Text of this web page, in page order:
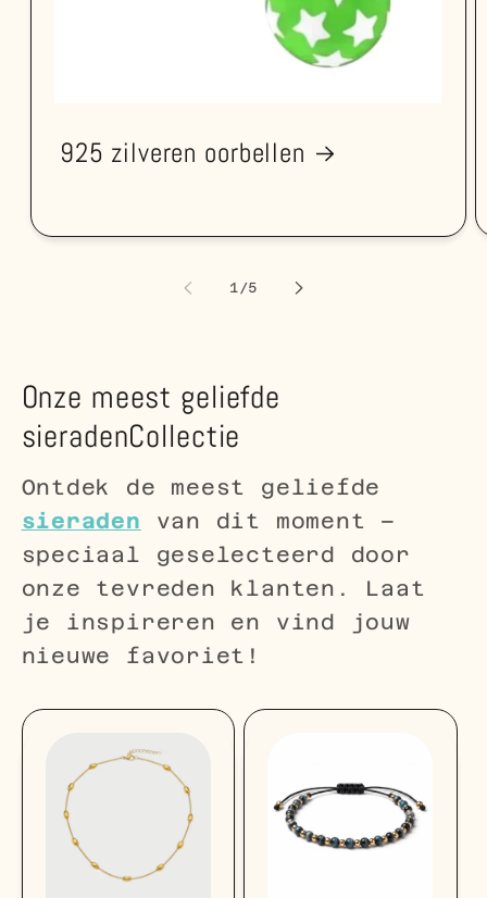
925 zilveren oorbellen
1 /
van
5
Onze meest geliefde
sieradenCollectie
Ontdek de meest geliefde
sieraden van dit moment –
speciaal geselecteerd door
onze tevreden klanten. Laat
je inspireren en vind jouw
nieuwe favoriet!